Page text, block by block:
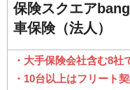
保険スクエア
車保険（法人）
・大手保険会社含む8社
・10台以上はフリート